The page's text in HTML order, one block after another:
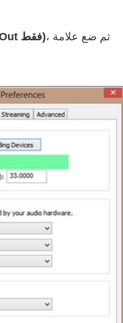
الوضع الآمن (waveOut فقط)، ثم ضع علامة